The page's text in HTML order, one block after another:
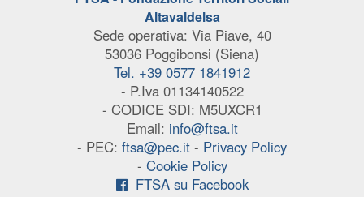
Altavaldelsa
Sede operativa: Via Piave, 40
53036 Poggibonsi (Siena)
Tel. +39 0577 1841912
- P.Iva 01134140522
- CODICE SDI: M5UXCR1
Email: info@ftsa.it
- PEC: ftsa@pec.it - Privacy Policy
- Cookie Policy
FTSA su Facebook